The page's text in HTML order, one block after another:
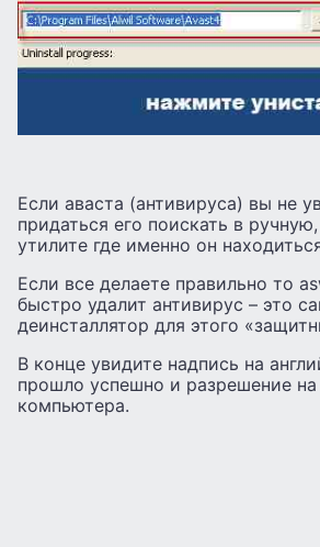
Если аваста (антивируса) вы не
придаться его поискать в
утилите где именно он
Если все делаете правильно то
быстро удалит антивирус – это
деинсталлятор для этого
В конце увидите надпись на
прошло успешно и разрешение на
компьютера.